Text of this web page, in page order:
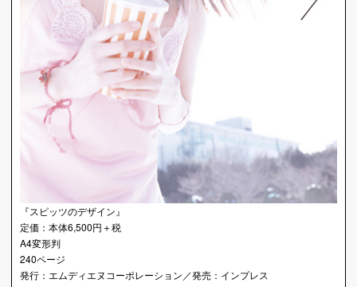
『スピッツのデザイン』
定価：本体6,500円＋税
A4変形判
240ページ
発行：エムディエヌコーポレーション／発売：インプレス